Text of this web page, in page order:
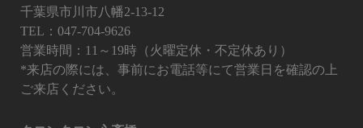
千葉県市川市八幡2-13-12
TEL：047-704-9626
営業時間：11～19時（火曜定休・不定休あり）
*来店の際には、事前にお電話等にて営業日を確認の上
ご来店ください。